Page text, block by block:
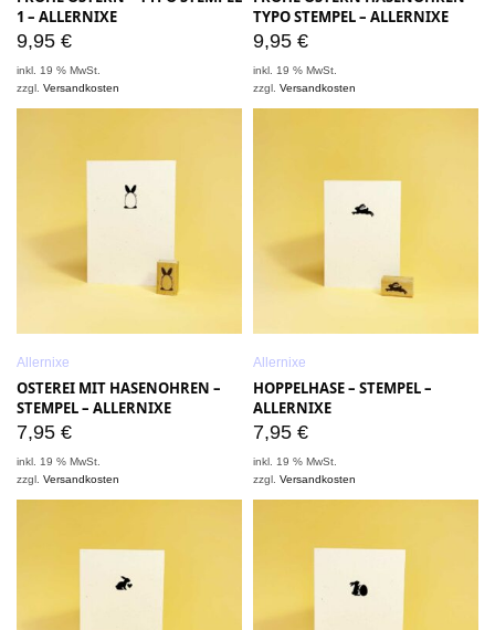
1 – ALLERNIXE
9,95 €
inkl. 19 % MwSt.
zzgl.Versandkosten
TYPO STEMPEL – ALLERNIXE
9,95 €
inkl. 19 % MwSt.
zzgl.Versandkosten
Allernixe
OSTEREI MIT HASENOHREN –
STEMPEL – ALLERNIXE
7,95 €
inkl. 19 % MwSt.
zzgl.Versandkosten
Allernixe
HOPPELHASE – STEMPEL –
ALLERNIXE
7,95 €
inkl. 19 % MwSt.
zzgl.Versandkosten